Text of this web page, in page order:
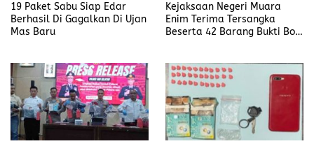
19 Paket Sabu Siap Edar
Berhasil Di Gagalkan Di Ujan
Mas Baru
Kejaksaan Negeri Muara
Enim Terima Tersangka
Beserta 42 Barang Bukti Bobi